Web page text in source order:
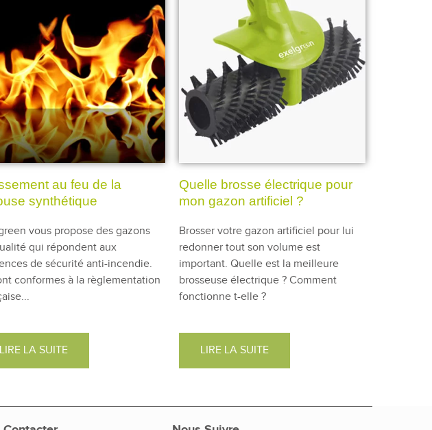
au feu de la
synthétique
vous propose des gazons
qui répondent aux
de sécurité anti-incendie.
conformes à la règlementation
LIRE LA SUITE
Quelle brosse électrique pour
mon gazon artificiel ?
Brosser votre gazon artificiel pour lui
redonner tout son volume est
important. Quelle est la meilleure
brosseuse électrique ? Comment
fonctionne t-elle ?
LIRE LA SUITE